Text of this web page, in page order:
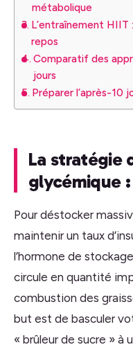
métabolique
L’entraînement HIIT
repos
Comparatif des
jours
Préparer l’après-10
La stratégie
glycémique :
Pour déstocker
maintenir un taux
l’hormone de
circule en quantité
combustion des
but est de basculer
« brûleur de sucre » à